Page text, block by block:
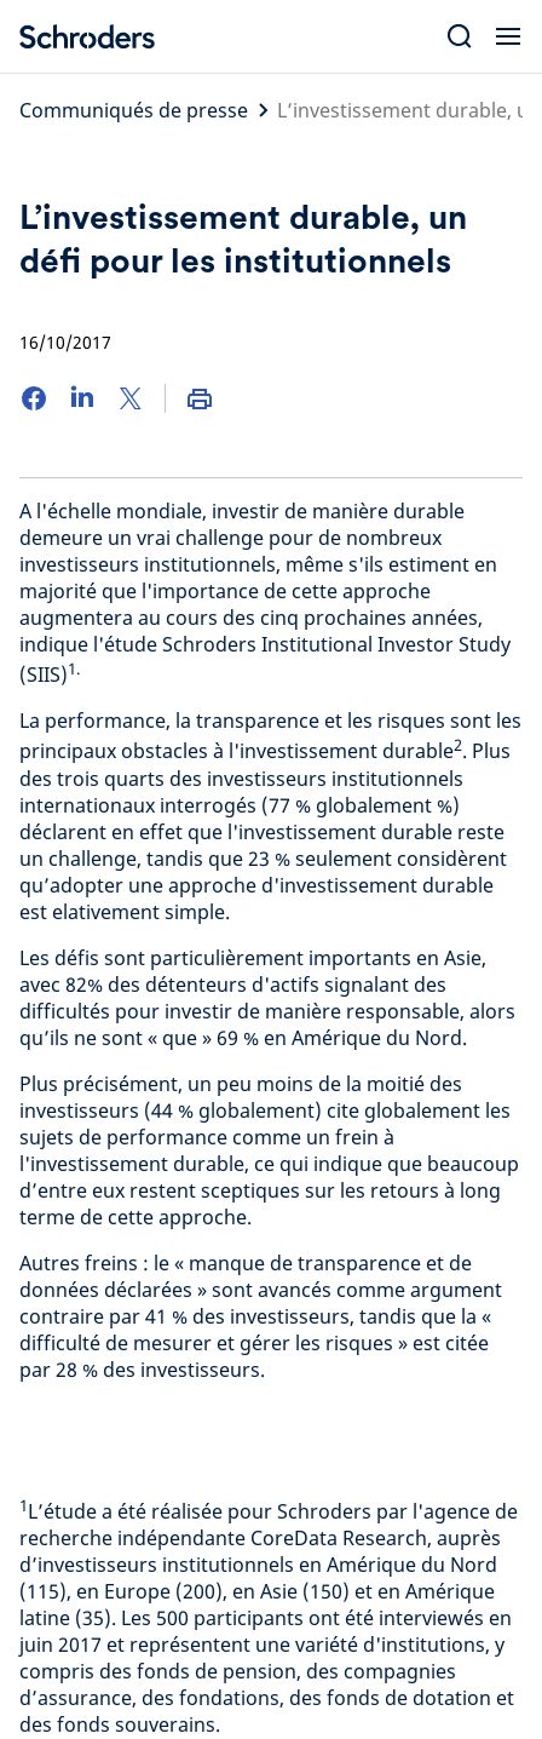
content
Communiqués de presse
L’investissement durable,
L’investissement durable, un
défi pour les institutionnels
16/10/2017
A l'échelle mondiale, investir de manière durable
demeure un vrai challenge pour de nombreux
investisseurs institutionnels, même s'ils estiment en
majorité que l'importance de cette approche
augmentera au cours des cinq prochaines années,
indique l'étude Schroders Institutional Investor Study
(SIIS)1.
La performance, la transparence et les risques sont les
principaux obstacles à l'investissement durable2. Plus
des trois quarts des investisseurs institutionnels
internationaux interrogés (77 % globalement %)
déclarent en effet que l'investissement durable reste
un challenge, tandis que 23 % seulement considèrent
qu’adopter une approche d'investissement durable
est elativement simple.
Les défis sont particulièrement importants en Asie,
avec 82% des détenteurs d'actifs signalant des
difficultés pour investir de manière responsable, alors
qu’ils ne sont « que » 69 % en Amérique du Nord.
Plus précisément, un peu moins de la moitié des
investisseurs (44 % globalement) cite globalement les
sujets de performance comme un frein à
l'investissement durable, ce qui indique que beaucoup
d’entre eux restent sceptiques sur les retours à long
terme de cette approche.
Autres freins : le « manque de transparence et de
données déclarées » sont avancés comme argument
contraire par 41 % des investisseurs, tandis que la «
difficulté de mesurer et gérer les risques » est citée
par 28 % des investisseurs.
1L’étude a été réalisée pour Schroders par l'agence de
recherche indépendante CoreData Research, auprès
d’investisseurs institutionnels en Amérique du Nord
(115), en Europe (200), en Asie (150) et en Amérique
latine (35). Les 500 participants ont été interviewés en
juin 2017 et représentent une variété d'institutions, y
compris des fonds de pension, des compagnies
d’assurance, des fondations, des fonds de dotation et
des fonds souverains.